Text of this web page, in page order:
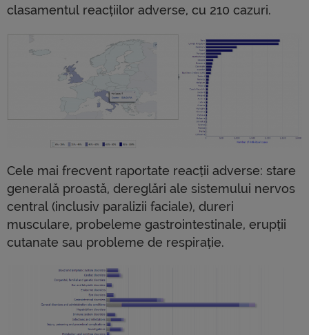
clasamentul reacțiilor adverse, cu 210 cazuri.
Cele mai frecvent raportate reacții adverse: stare
generală proastă, dereglări ale sistemului nervos
central (inclusiv paralizii faciale), dureri
musculare, probeleme gastrointestinale, erupții
cutanate sau probleme de respirație.